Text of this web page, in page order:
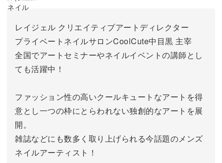
レイジェル クリエイティブアートディレクター
プライベートネイルサロンCoolCute中目黒 主宰
全国でアートセミナーやネイルイベントの講師とし
ても活躍中！
ファッション性の高いクールキュートなアートを得
意とし一つの枠にとらわれない独創的なアートを展
開。
雑誌などにも数多く取り上げられる今話題のメンズ
ネイルアーティスト！